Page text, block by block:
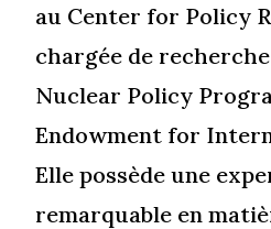
au Center for Policy
chargée de
Nuclear Policy
Endowment for
Elle possède une
remarquable en